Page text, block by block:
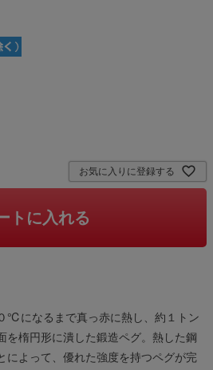
お気に入りに登録する
トに入れる
℃になるまで真っ赤に熱し、約１トン
を楕円形に潰した鍛造ペグ。熱した鋼
によって、優れた強度を持つペグが完